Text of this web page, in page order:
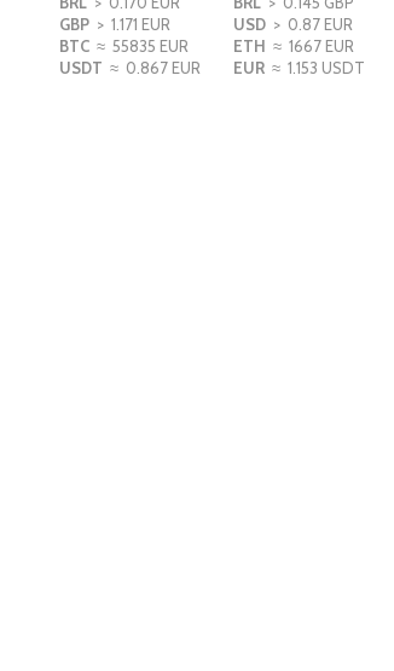
GBP > 1.171 EUR
BTC ≈ 55835 EUR
USDT ≈ 0.867 EUR
USD> 0.87 EUR
ETH ≈ 1667 EUR
EUR≈ 1.153 USDT